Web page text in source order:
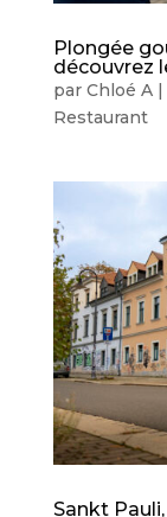
Plongée
découvrez
par Chloé A|
Restaurant
Sankt